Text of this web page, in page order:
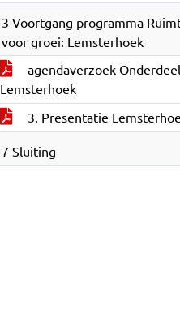
3 Voortgang programma
voor groei: Lemsterhoek
agendaverzoek Onderdeel
Lemsterhoek
3. Presentatie
7 Sluiting